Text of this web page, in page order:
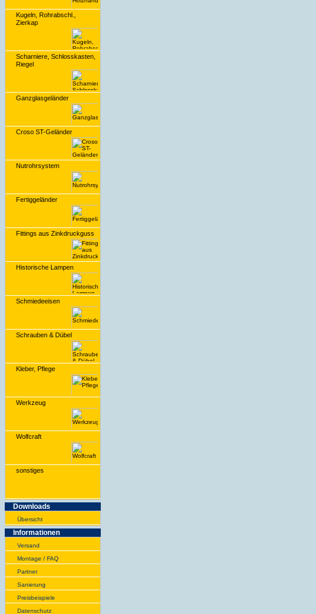
Kugeln, Rohrabschl.,
Zierkap
Scharniere, Schlosskasten,
Riegel
Ganzglasgeländer
Croso ST-Geländer
Nutrohrsystem
Fertiggeländer
Fittings aus Zinkdruckguss
Historische Lampen
Schmiedeeisen
Schrauben & Dübel
Kleber, Pflege
Werkzeug
Wolfcraft
sonstiges
Downloads
Übersicht
Infor­ma­tionen
Versand
Montage / FAQ
Partner
Sanie­rung
Preis­beispiele
Daten­schutz